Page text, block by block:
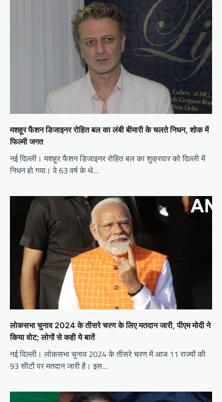
मशहूर फैशन डिजाइनर रोहित बल का लंबी बीमारी के चलते निधन, शोक में
फिल्मी जगत
नई दिल्ली। मशहूर फैशन डिजाइनर रोहित बल का शुक्रवार को दिल्ली में
निधन हो गया। वे 63 वर्ष के थे…
लोकसभा चुनाव 2024 के तीसरे चरण के लिए मतदान जारी, पीएम मोदी ने
किया वोट; लोगों से कही ये बातें
नई दिल्ली। लोकसभा चुनाव 2024 के तीसरे चरण में आज 11 राज्यों की
93 सीटों पर मतदान जारी है। इस…